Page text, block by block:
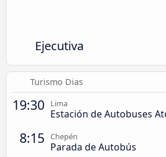
Ejecutiva
Turismo Dias
19:30 Lima
Estación de Autobuses
8:15 Chepén
Parada de Autobús